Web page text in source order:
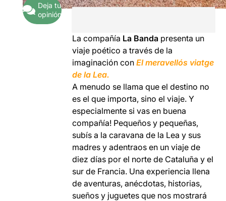
Deja tu
opinión
La compañía La Banda presenta un
viaje poético a través de la
imaginación conEl meravellós viatge
de la Lea.
A menudo se llama que el destino no
es el que importa, sino el viaje. Y
especialmente si vas en buena
compañía! Pequeños y pequeñas,
subís a la caravana de la Lea y sus
madres y adentraos en un viaje de
diez días por el norte de Cataluña y el
sur de Francia. Una experiencia llena
de aventuras, anécdotas, historias,
sueños y juguetes que nos mostrará